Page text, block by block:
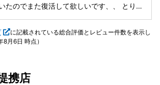
のでまた復活して欲しいです、、 とりあ
に記載されている総合評価とレビュー件数を表示し
月6日 時点）
携店